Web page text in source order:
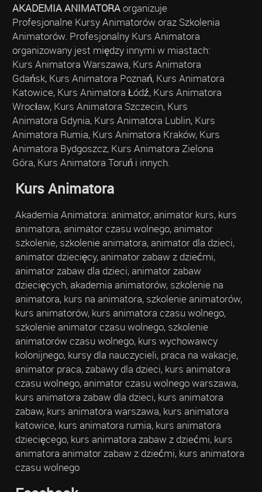
AKADEMIA ANIMATORAorganizuje
Profesjonalne Kursy Animatorów oraz Szkolenia
Animatorów. Profesjonalny Kurs Animatora
organizowany jest między innymi w miastach:
Kurs Animatora Warszawa, Kurs Animatora
Gdańsk, Kurs Animatora Poznań, Kurs Animatora
Katowice, Kurs Animatora Łódź, Kurs Animatora
Wrocław, Kurs Animatora Szczecin, Kurs
Animatora Gdynia, Kurs Animatora Lublin, Kurs
Animatora Rumia, Kurs Animatora Kraków, Kurs
Animatora Bydgoszcz, Kurs Animatora Zielona
Góra, Kurs Animatora Toruń i innych.
Kurs Animatora
Akademia Animatora: animator, animator kurs, kurs
animatora, animator czasu wolnego, animator
szkolenie, szkolenie animatora, animator dla dzieci,
animator dziecięcy, animator zabaw z dziećmi,
animator zabaw dla dzieci, animator zabaw
dziecięcych, akademia animatorów, szkolenie na
animatora, kurs na animatora, szkolenie animatorów,
kurs animatorów, kurs animatora czasu wolnego,
szkolenie animator czasu wolnego, szkolenie
animatorów czasu wolnego, kurs wychowawcy
kolonijnego, kursy dla nauczycieli, praca na wakacje,
animator praca, zabawy dla dzieci, kurs animatora
czasu wolnego, animator czasu wolnego warszawa,
kurs animatora zabaw dla dzieci, kurs animatora
zabaw, kurs animatora warszawa, kurs animatora
katowice, kurs animatora rumia, kurs animatora
dziecięcego, kurs animatora zabaw z dziećmi, kurs
animatora animator zabaw z dziećmi, kurs animatora
czasu wolnego